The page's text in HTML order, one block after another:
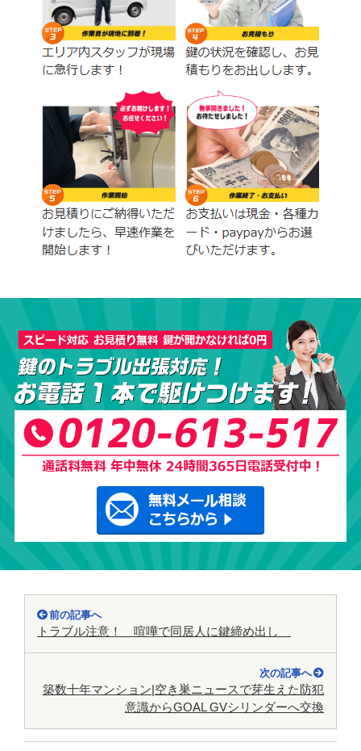
前の記事へ
トラブル注意！ 喧嘩で同居人に鍵締め出し
次の記事へ
築数十年マンション|空き巣ニュースで芽生えた防犯
意識からGOAL GVシリンダーへ交換